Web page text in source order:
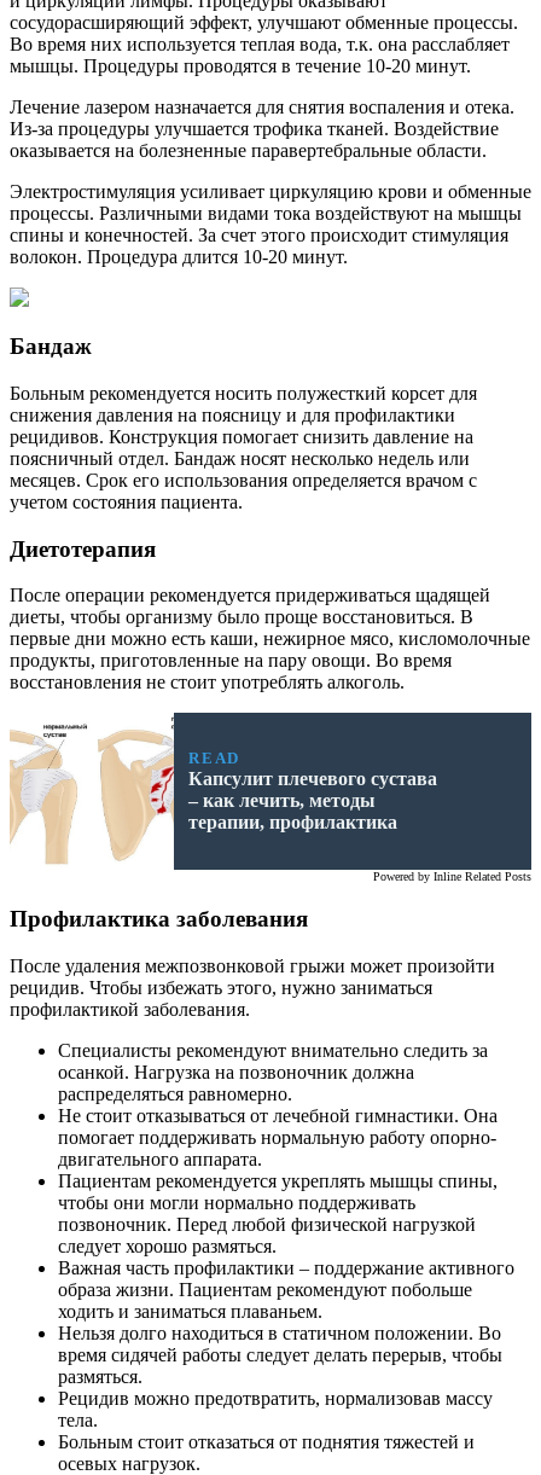
сосудорасширяющий эффект, улучшают обменные процессы.
Во время них используется теплая вода, т.к. она расслабляет
мышцы. Процедуры проводятся в течение 10-20 минут.
Лечение лазером назначается для снятия воспаления и отека.
Из-за процедуры улучшается трофика тканей. Воздействие
оказывается на болезненные паравертебральные области.
Электростимуляция усиливает циркуляцию крови и обменные
процессы. Различными видами тока воздействуют на мышцы
спины и конечностей. За счет этого происходит стимуляция
волокон. Процедура длится 10-20 минут.
Бандаж
Больным рекомендуется носить полужесткий корсет для
снижения давления на поясницу и для профилактики
рецидивов. Конструкция помогает снизить давление на
поясничный отдел. Бандаж носят несколько недель или
месяцев. Срок его использования определяется врачом с
учетом состояния пациента.
Диетотерапия
После операции рекомендуется придерживаться щадящей
диеты, чтобы организму было проще восстановиться. В
первые дни можно есть каши, нежирное мясо, кисломолочные
продукты, приготовленные на пару овощи. Во время
восстановления не стоит употреблять алкоголь.
READ
Капсулит плечевого сустава
– как лечить, методы
терапии, профилактика
Powered by Inline Related Posts
Профилактика заболевания
После удаления межпозвонковой грыжи может произойти
рецидив. Чтобы избежать этого, нужно заниматься
профилактикой заболевания.
Специалисты рекомендуют внимательно следить за
осанкой. Нагрузка на позвоночник должна
распределяться равномерно.
Не стоит отказываться от лечебной гимнастики. Она
помогает поддерживать нормальную работу опорно-
двигательного аппарата.
Пациентам рекомендуется укреплять мышцы спины,
чтобы они могли нормально поддерживать
позвоночник. Перед любой физической нагрузкой
следует хорошо размяться.
Важная часть профилактики – поддержание активного
образа жизни. Пациентам рекомендуют побольше
ходить и заниматься плаваньем.
Нельзя долго находиться в статичном положении. Во
время сидячей работы следует делать перерыв, чтобы
размяться.
Рецидив можно предотвратить, нормализовав массу
тела.
Больным стоит отказаться от поднятия тяжестей и
осевых нагрузок.